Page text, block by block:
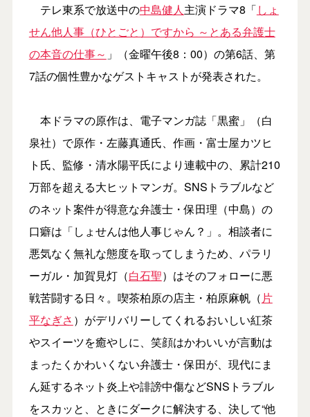
テレ東系で放送中の中島健人主演ドラマ8「しょ
せん他人事（ひとごと）ですから ～とある弁護士
の本音の仕事～ 」（金曜午後8：00）の第6話、第
7話の個性豊かなゲストキャストが発表された。
本ドラマの原作は、電子マンガ誌「黒蜜」（白
泉社）で原作・左藤真通氏、作画・富士屋カツヒ
ト氏、監修・清水陽平氏により連載中の、累計210
万部を超える大ヒットマンガ。SNSトラブルなど
のネット案件が得意な弁護士・保田理（中島）の
口癖は「しょせんは他人事じゃん？」。相談者に
悪気なく無礼な態度を取ってしまうため、パラリ
ーガル・加賀見灯（白石聖）はそのフォローに悪
戦苦闘する日々。喫茶柏原の店主・柏原麻帆（片
平なぎさ ）がデリバリーしてくれるおいしい紅茶
やスイーツを癒やしに、笑顔はかわいいが言動は
まったくかわいくない弁護士・保田が、現代にま
ん延するネット炎上や誹謗中傷などSNSトラブル
をスカッと、ときにダークに解決する、決して“他